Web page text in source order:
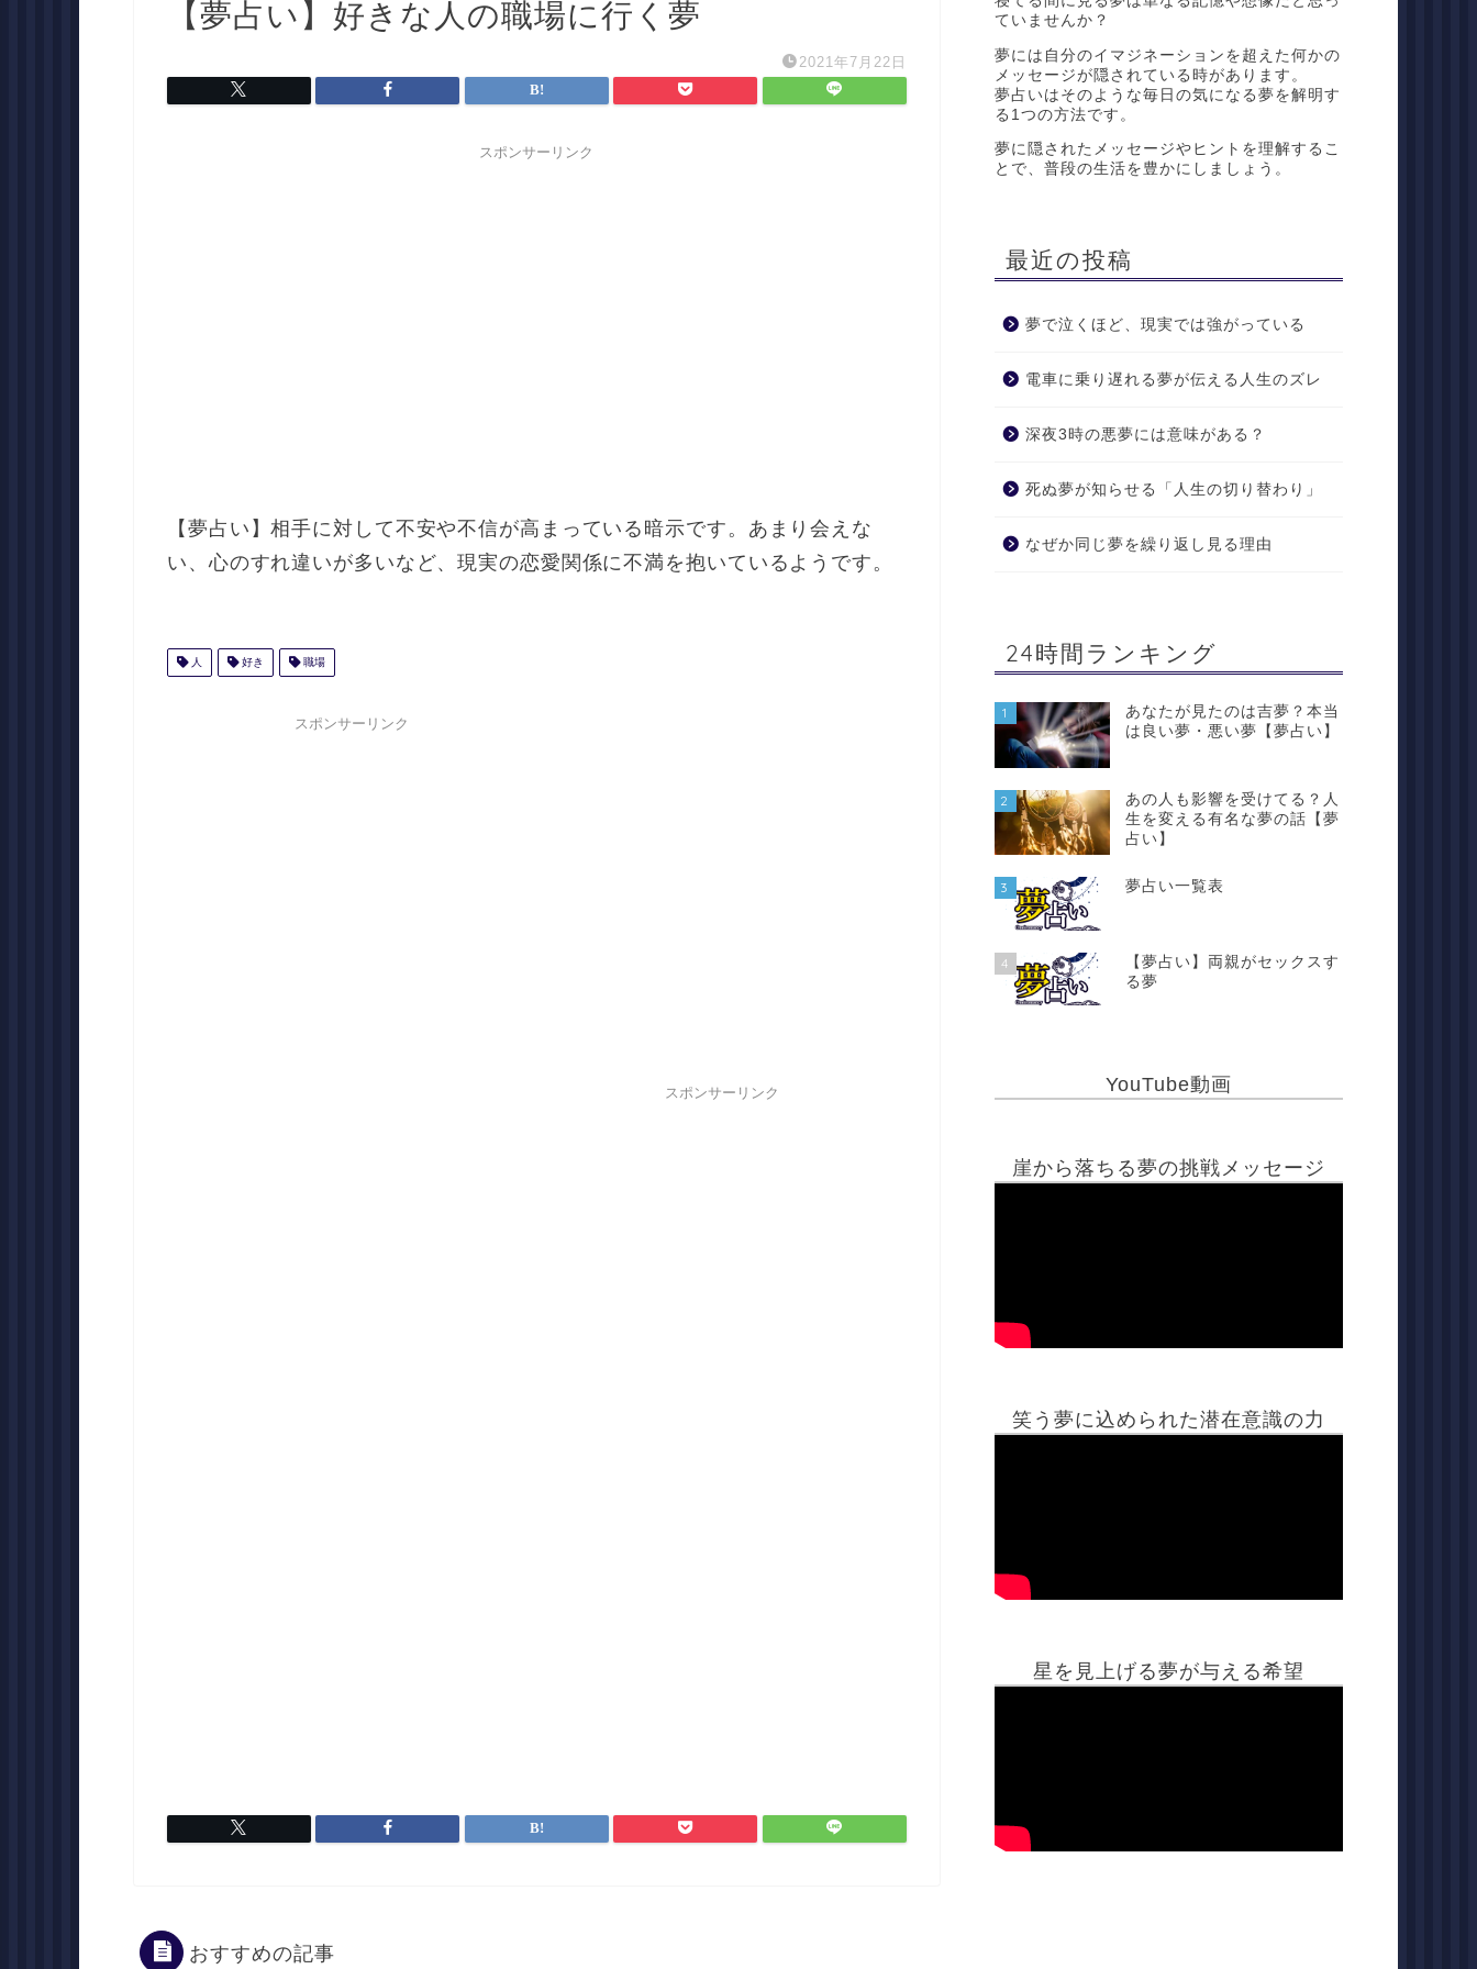
【夢占い】好きな人の職場に行く夢
2021年7月22日
スポンサーリンク
【夢占い】相手に対して不安や不信が高まっている暗示です。あまり会えな
い、心のすれ違いが多いなど、現実の恋愛関係に不満を抱いているようです。
人 好き 職場
スポンサーリンク
スポンサーリンク
おすすめの記事
ていませんか？
夢には自分のイマジネーションを超えた何かの
メッセージが隠されている時があります。
夢占いはそのような毎日の気になる夢を解明す
る1つの方法です。
夢に隠されたメッセージやヒントを理解するこ
とで、普段の生活を豊かにしましょう。
最近の投稿
夢で泣くほど、現実では強がっている
電車に乗り遅れる夢が伝える人生のズレ
深夜3時の悪夢には意味がある？
死ぬ夢が知らせる「人生の切り替わり」
なぜか同じ夢を繰り返し見る理由
24時間ランキング
1
あなたが見たのは吉夢？本当
は良い夢・悪い夢【夢占い】
2
あの人も影響を受けてる？人
生を変える有名な夢の話【夢
占い】
3 夢占い一覧表
4
【夢占い】両親がセックスす
る夢
YouTube動画
崖から落ちる夢の挑戦メッセージ
笑う夢に込められた潜在意識の力
星を見上げる夢が与える希望